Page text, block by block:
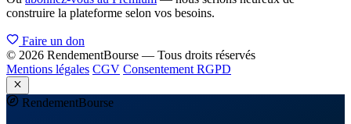
construire la plateforme selon vos besoins.
Faire un don
© 2026 RendementBourse — Tous droits réservés
Mentions légales CGV Consentement RGPD
RendementBourse